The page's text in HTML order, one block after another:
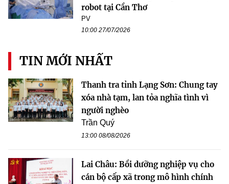
robot tại Cần Thơ
PV
10:00 27/07/2026
TIN MỚI NHẤT
Thanh tra tỉnh Lạng Sơn: Chung tay
xóa nhà tạm, lan tỏa nghĩa tình vì
người nghèo
Trần Quý
13:00 08/08/2026
Lai Châu: Bồi dưỡng nghiệp vụ cho
cán bộ cấp xã trong mô hình chính